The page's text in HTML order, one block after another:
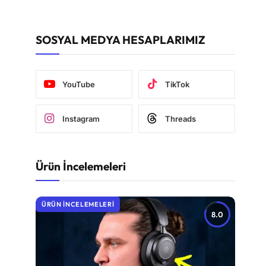
SOSYAL MEDYA HESAPLARIMIZ
YouTube TikTok
Instagram Threads
Ürün İncelemeleri
8.0
ÜRÜN İNCELEMELERI